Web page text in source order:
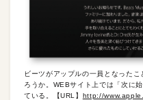
ビーツがアップルの一員となった
ろうか。WEBサイト上では「次に
ている。【URL】 http://